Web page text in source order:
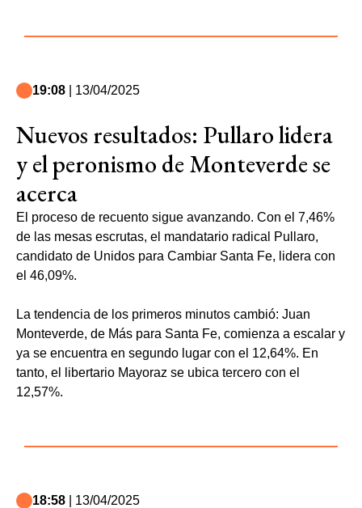
19:08 | 13/04/2025
Nuevos resultados: Pullaro lidera
y el peronismo de Monteverde se
acerca
El proceso de recuento sigue avanzando. Con el 7,46%
de las mesas escrutas, el mandatario radical Pullaro,
candidato de Unidos para Cambiar Santa Fe, lidera con
el 46,09%.
La tendencia de los primeros minutos cambió: Juan
Monteverde, de Más para Santa Fe, comienza a escalar y
ya se encuentra en segundo lugar con el 12,64%. En
tanto, el libertario Mayoraz se ubica tercero con el
12,57%.
18:58 | 13/04/2025